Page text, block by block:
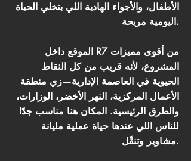
الأطفال، والأجواء الهادية اللي بتخلي الحياة
اليومية مريحة.
الموقع داخل R7 من أقوى مميزات
المشروع، لأنه قريب من كل النقاط
الحيوية في العاصمة الإدارية—زي منطقة
الأعمال المركزية، النهر الأخضر، الوزارات،
والطرق الرئيسية. المكان هنا مناسب جدًا
للناس اللي عندها حياة عملية مليانة
مشاوير وتنقّل.